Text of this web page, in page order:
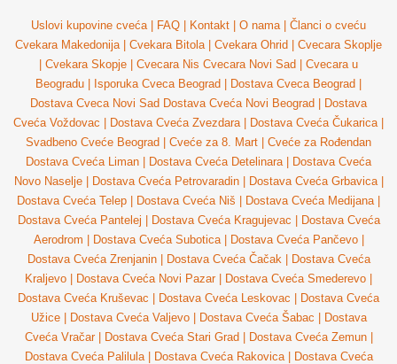
Uslovi kupovine cveća FAQ Kontakt O nama
Članci o cveću
Cvekara Makedonija
Cvekara Bitola Cvekara Ohrid
Cvecara Skoplje
Cvekara Skopje Cvecara Nis Cvecara Novi Sad
Cvecara u
Beogradu
Isporuka Cveca Beograd Dostava Cveca Beograd
Dostava Cveca Novi Sad Dostava Cveća Novi Beograd
Dostava
Cveća Voždovac
Dostava Cveća Zvezdara Dostava Cveća Čukarica
Svadbeno Cveće Beograd
Cveće za 8. Mart
Cveće za Rođendan
Dostava Cveća Liman
Dostava Cveća Detelinara
Dostava Cveća
Novo Naselje
Dostava Cveća Petrovaradin Dostava Cveća Grbavica
Dostava Cveća Telep
Dostava Cveća Niš Dostava Cveća Medijana
Dostava Cveća Pantelej
Dostava Cveća Kragujevac
Dostava Cveća
Aerodrom
Dostava Cveća Subotica Dostava Cveća Pančevo
Dostava Cveća Zrenjanin
Dostava Cveća Čačak
Dostava Cveća
Kraljevo
Dostava Cveća Novi Pazar Dostava Cveća Smederevo
Dostava Cveća Kruševac
Dostava Cveća Leskovac
Dostava Cveća
Užice
Dostava Cveća Valjevo Dostava Cveća Šabac
Dostava
Cveća Vračar
Dostava Cveća Stari Grad Dostava Cveća Zemun
Dostava Cveća Palilula
Dostava Cveća Rakovica
Dostava Cveća